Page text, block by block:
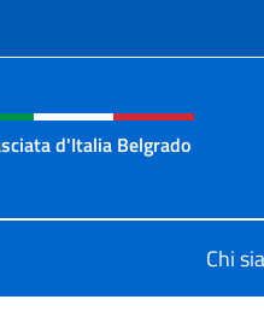
social e
d'Italia Belgrado
Chi